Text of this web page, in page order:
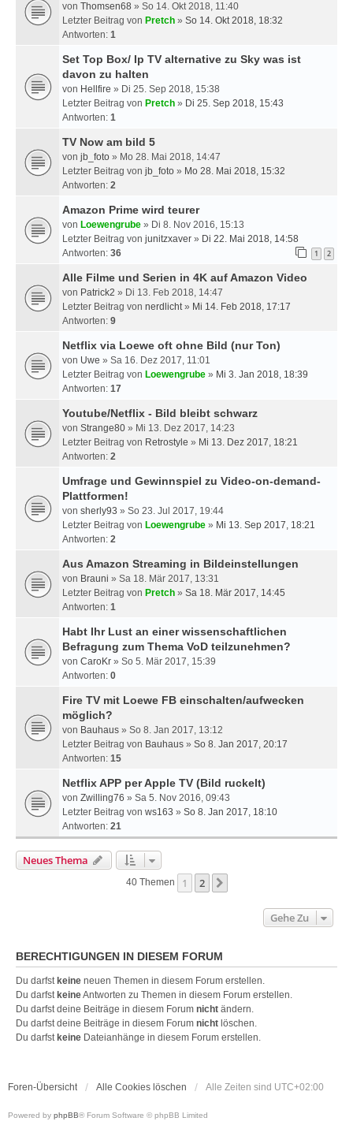
von Thomsen68 » So 14. Okt 2018, 11:40
Letzter Beitrag von Pretch » So 14. Okt 2018, 18:32
Antworten: 1
Set Top Box/ Ip TV alternative zu Sky was ist
davon zu halten
von Hellfire » Di 25. Sep 2018, 15:38
Letzter Beitrag von Pretch » Di 25. Sep 2018, 15:43
Antworten: 1
TV Now am bild 5
von jb_foto » Mo 28. Mai 2018, 14:47
Letzter Beitrag von jb_foto » Mo 28. Mai 2018, 15:32
Antworten: 2
Amazon Prime wird teurer
von Loewengrube » Di 8. Nov 2016, 15:13
Letzter Beitrag von junitzxaver » Di 22. Mai 2018, 14:58
Antworten: 36 1 2
Alle Filme und Serien in 4K auf Amazon Video
von Patrick2 » Di 13. Feb 2018, 14:47
Letzter Beitrag von nerdlicht» Mi 14. Feb 2018, 17:17
Antworten: 9
Netflix via Loewe oft ohne Bild (nur Ton)
von Uwe » Sa 16. Dez 2017, 11:01
Letzter Beitrag von Loewengrube » Mi 3. Jan 2018, 18:39
Antworten: 17
Youtube/Netflix - Bild bleibt schwarz
von Strange80 » Mi 13. Dez 2017, 14:23
Letzter Beitrag von Retrostyle » Mi 13. Dez 2017, 18:21
Antworten: 2
Umfrage und Gewinnspiel zu Video-on-demand-
Plattformen!
von sherly93 » So 23. Jul 2017, 19:44
Letzter Beitrag von Loewengrube » Mi 13. Sep 2017, 18:21
Antworten: 2
Aus Amazon Streaming in Bildeinstellungen
von Brauni » Sa 18. Mär 2017, 13:31
Letzter Beitrag von Pretch » Sa 18. Mär 2017, 14:45
Antworten: 1
Habt Ihr Lust an einer wissenschaftlichen
Befragung zum Thema VoD teilzunehmen?
von CaroKr » So 5. Mär 2017, 15:39
Antworten: 0
Fire TV mit Loewe FB einschalten/aufwecken
möglich?
von Bauhaus » So 8. Jan 2017, 13:12
Letzter Beitrag von Bauhaus » So 8. Jan 2017, 20:17
Antworten: 15
Netflix APP per Apple TV (Bild ruckelt)
von Zwilling76 » Sa 5. Nov 2016, 09:43
Letzter Beitrag von ws163 » So 8. Jan 2017, 18:10
Antworten: 21
Neues Thema
40 Themen 1 2
Gehe Zu
BERECHTIGUNGEN IN DIESEM FORUM
Du darfst keine neuen Themen in diesem Forum erstellen.
Du darfst keineAntworten zu Themen in diesem Forum erstellen.
Du darfst deine Beiträge in diesem Forum nicht ändern.
Du darfst deine Beiträge in diesem Forum nicht löschen.
Du darfst keine Dateianhänge in diesem Forum erstellen.
Foren-Übersicht Alle Cookies löschen Alle Zeiten sind UTC+02:00
Powered by phpBB® Forum Software © phpBB Limited